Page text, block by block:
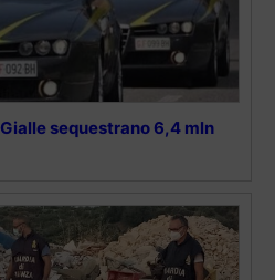
sequestrano 6,4 mln